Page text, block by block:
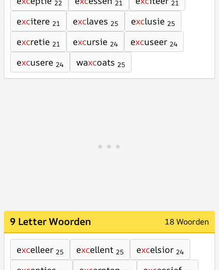
22 21 21
excitere 21 exclaves 25 exclusie 25
excretie 21 excursie 24 excuseer 24
excusere 24 waxcoats 25
9 Letter Woorden 18 Woorden
excelleer 25 excellent 25 excelsior 24